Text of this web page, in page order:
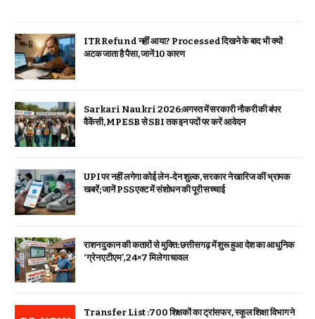
ITR Refund नहीं आया? Processed दिखने के बाद भी क्यों
अटक जाता है पैसा, जानें 10 कारण
Sarkari Naukri 2026:अगस्त में सरकारी नौकरी की बंपर
वैकेंसी, MPESB से SBI तक इन पदों पर करें आवेदन
UPI पर नहीं लगेगा कोई लेन-देन शुल्क, सरकार ने खारिज कीं भ्रामक
खबरें; जानें PSS एक्ट में संशोधन की पूरी सच्चाई
राशन दुकान की कतारों से मुक्ति: छत्तीसगढ़ में शुरू हुआ देश का आधुनिक
‘ग्रेन एटीएम’, 24×7 मिलेगा चावल
Transfer List :700 शिक्षकों का ट्रांसफर, स्कूल शिक्षा विभाग ने